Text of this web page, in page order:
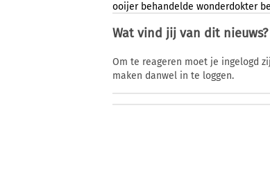
ooijer behandelde wonderdokter
Wat vind jij van dit nieuws?
Om te reageren moet je ingelogd
maken danwel in te loggen.